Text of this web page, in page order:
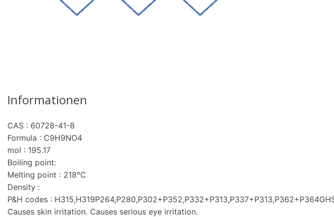
Informationen
CAS : 60728-41-8
Formula : C9H9NO4
mol : 195.17
Boiling point:
Melting point : 218°C
Density :
P&H codes :
Causes skin irritation. Causes serious eye irritation.